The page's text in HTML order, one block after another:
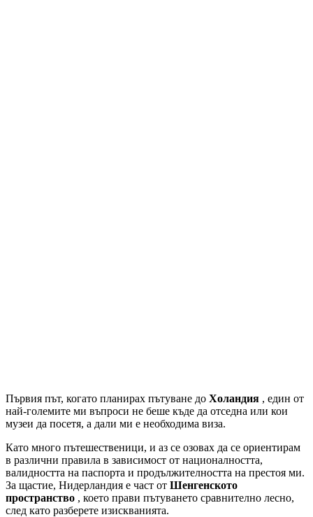
Първия път, когато планирах пътуване до Холандия , един от
най-големите ми въпроси не беше къде да отседна или кои
музеи да посетя, а дали ми е необходима виза.
Като много пътешественици, и аз се озовах да се ориентирам
в различни правила в зависимост от националността,
валидността на паспорта и продължителността на престоя ми.
За щастие, Нидерландия е част от Шенгенското
пространство , което прави пътуването сравнително лесно,
след като разберете изискванията.